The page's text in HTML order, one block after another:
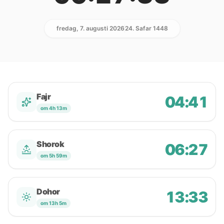
fredag, 7. augusti 202624. Safar 1448
Fajr
om 4h 13m 04:41
Shorok
om 5h 59m 06:27
Dohor
om 13h 5m 13:33